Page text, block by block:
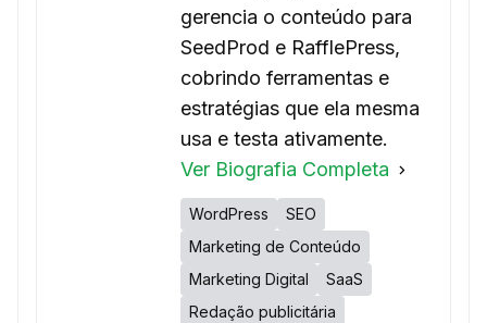
gerencia o conteúdo para
SeedProd e RafflePress,
cobrindo ferramentas e
estratégias que ela mesma
usa e testa ativamente.
Ver Biografia Completa
WordPress
SEO
Marketing de Conteúdo
Marketing Digital
SaaS
Redação publicitária